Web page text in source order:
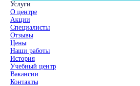
Услуги
О центре
Акции
Специалисты
Отзывы
Цены
Наши работы
История
Учебный центр
Вакансии
Контакты